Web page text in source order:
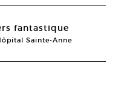
fantastique
Sainte-Anne